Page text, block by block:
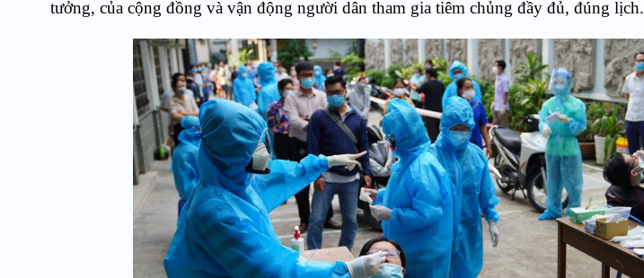
tưởng, của cộng đồng và vận động người dân tham gia tiêm chủng đầy đủ, đúng lịch.